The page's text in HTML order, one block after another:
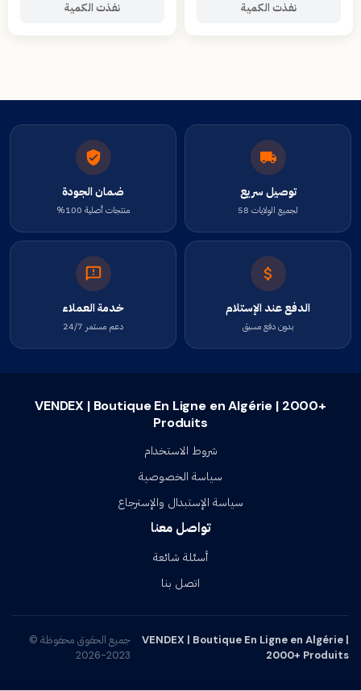
نفذت الكمية نفذت الكمية
توصيل سريع
لجميع الولايات 58
ضمان الجودة
منتجات أصلية 100%
الدفع عند الإستلام
بدون دفع مسبق
خدمة العملاء
دعم مستمر 24/7
VENDEX | Boutique En Ligne en Algérie | 2000+
Produits
شروط الاستخدام
سياسة الخصوصية
سياسة الإستبدال والإسترجاع
تواصل معنا
أسئلة شائعة
اتصل بنا
VENDEX | Boutique En Ligne en Algérie |
2000+ Produits
جميع الحقوق محفوظة ©
2023-2026